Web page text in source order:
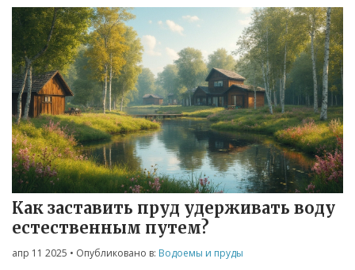
освещены полезные рекомендации по уходу за
водопадом, чтобы он всегда радовал глаз.
Как заставить пруд удерживать воду
естественным путем?
апр 11 2025 • Опубликовано в: Водоемы и пруды